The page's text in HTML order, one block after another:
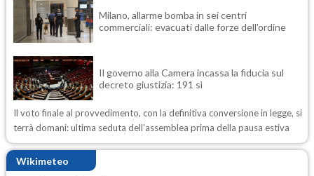
Milano, allarme bomba in sei centri
commerciali: evacuati dalle forze dell'ordine
Il governo alla Camera incassa la fiducia sul
decreto giustizia: 191 sì
Il voto finale al provvedimento, con la definitiva conversione in legge, si
terrà domani: ultima seduta dell'assemblea prima della pausa estiva
Wikimeteo